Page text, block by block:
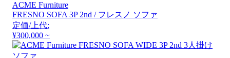
ACME Furniture
FRESNO SOFA 3P 2nd / フレスノ ソファ
定価/上代:
¥300,000 ~